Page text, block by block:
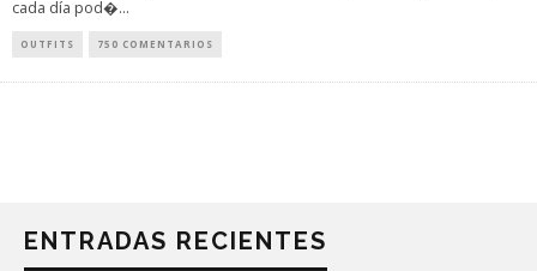
cada día pod�...
OUTFITS 750 COMENTARIOS
ENTRADAS RECIENTES